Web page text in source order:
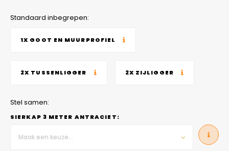
Standaard inbegrepen:
1X GOOT EN MUURPROFIEL
2X TUSSENLIGGER 2X ZIJLIGGER
Stel samen:
SIERKAP 3 METER ANTRACIET:
Maak een keuze...